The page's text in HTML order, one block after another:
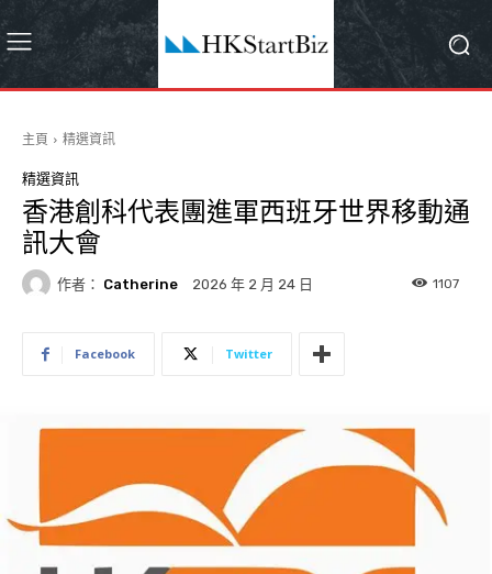
主頁 精選資訊
精選資訊
香港創科代表團進軍西班牙世界移動通
訊大會
作者： Catherine 2026 年 2 月 24 日 1107
Facebook Twitter